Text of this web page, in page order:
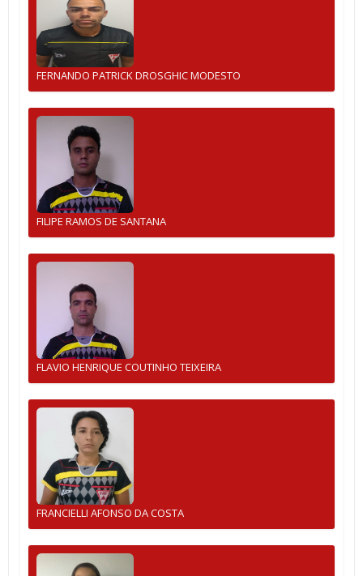
FERNANDO PATRICK DROSGHIC MODESTO
FILIPE RAMOS DE SANTANA
FLAVIO HENRIQUE COUTINHO TEIXEIRA
FRANCIELLI AFONSO DA COSTA